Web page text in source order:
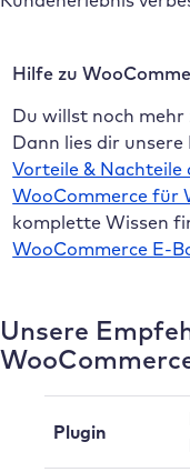
Hilfe zu
Du willst noch
Dann lies dir
Vorteile & Nachteile
WooCommerce für
komplette Wissen
WooCommerce E-
Unsere
Plugin